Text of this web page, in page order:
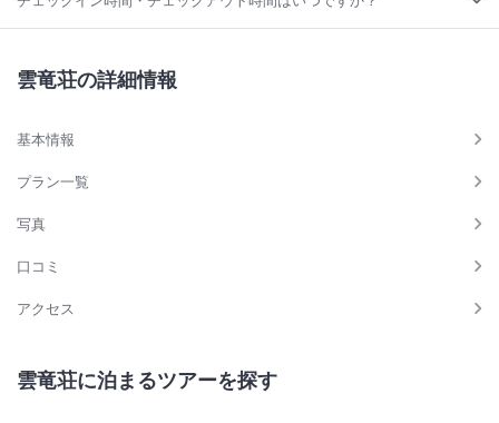
雲竜荘の詳細情報
基本情報
プラン一覧
写真
口コミ
アクセス
雲竜荘に泊まるツアーを探す